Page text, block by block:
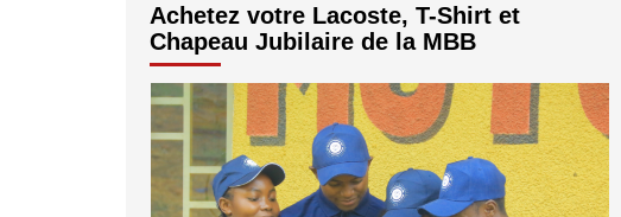
Achetez votre Lacoste, T-Shirt et
Chapeau Jubilaire de la MBB